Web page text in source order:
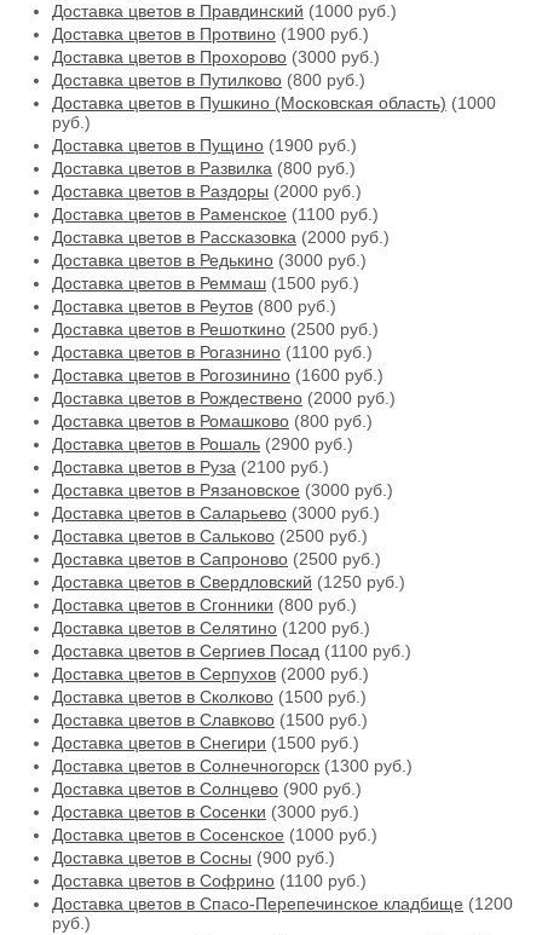
Доставка цветов в Правдинский (1000 руб.)
Доставка цветов в Протвино (1900 руб.)
Доставка цветов в Прохорово (3000 руб.)
Доставка цветов в Путилково (800 руб.)
Доставка цветов в Пушкино (Московская область) (1000
руб.)
Доставка цветов в Пущино (1900 руб.)
Доставка цветов в Развилка (800 руб.)
Доставка цветов в Раздоры (2000 руб.)
Доставка цветов в Раменское (1100 руб.)
Доставка цветов в Рассказовка (2000 руб.)
Доставка цветов в Редькино (3000 руб.)
Доставка цветов в Реммаш (1500 руб.)
Доставка цветов в Реутов (800 руб.)
Доставка цветов в Решоткино (2500 руб.)
Доставка цветов в Рогазнино (1100 руб.)
Доставка цветов в Рогозинино (1600 руб.)
Доставка цветов в Рождествено (2000 руб.)
Доставка цветов в Ромашково (800 руб.)
Доставка цветов в Рошаль (2900 руб.)
Доставка цветов в Руза (2100 руб.)
Доставка цветов в Рязановское (3000 руб.)
Доставка цветов в Саларьево (3000 руб.)
Доставка цветов в Сальково (2500 руб.)
Доставка цветов в Сапроново (2500 руб.)
Доставка цветов в Свердловский (1250 руб.)
Доставка цветов в Сгонники (800 руб.)
Доставка цветов в Селятино (1200 руб.)
Доставка цветов в Сергиев Посад (1100 руб.)
Доставка цветов в Серпухов (2000 руб.)
Доставка цветов в Сколково (1500 руб.)
Доставка цветов в Славково (1500 руб.)
Доставка цветов в Снегири (1500 руб.)
Доставка цветов в Солнечногорск (1300 руб.)
Доставка цветов в Солнцево (900 руб.)
Доставка цветов в Сосенки (3000 руб.)
Доставка цветов в Сосенское (1000 руб.)
Доставка цветов в Сосны (900 руб.)
Доставка цветов в Софрино (1100 руб.)
Доставка цветов в Спасо-Перепечинское кладбище (1200
руб.)